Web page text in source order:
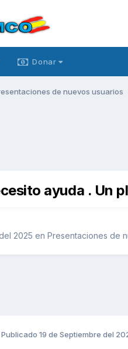
Donar
de nuevos usuarios
ayuda . Un
2025 en Presentaciones de
Publicado 19 de Septiembre del